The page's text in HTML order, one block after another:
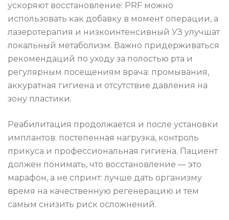
ускоряют восстановление: PRF можно
использовать как добавку в момент операции, а
лазеротерапия и низкоинтенсивный УЗ улучшат
локальный метаболизм. Важно придерживаться
рекомендаций по уходу за полостью рта и
регулярным посещениям врача: промывания,
аккуратная гигиена и отсутствие давления на
зону пластики.
Реабилитация продолжается и после установки
имплантов: постепенная нагрузка, контроль
прикуса и профессиональная гигиена. Пациент
должен понимать, что восстановление — это
марафон, а не спринт: лучше дать организму
время на качественную регенерацию и тем
самым снизить риск осложнений.